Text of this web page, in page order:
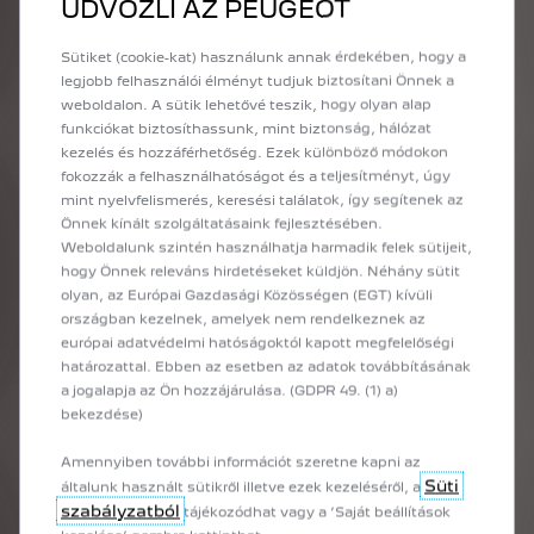
erre a Peugeot e-208 modellfrissítése 2025 tavaszán, melynek
tudták a hatótávolságot, azaz csökkenteni az
energiafelhasználást.
A fent felsorolt tételek és folyamati fázisok egyformák a
hagyományos és elektromos járművek esetében. Ott azonban,
ahol egy benzines vagy dízel autó számára végérvényesen véget
ér az út, a villanyautók előtt még mindig vannak lehetőségek.
Amikor ugyanis egy elektromos jármű eléri hasznos élettartama
végét, az akkumulátora nem biztos, hogy csak darabjaira szedve,
nyersanyagként hasznosítható újra. Hatalmas lehetőségek
vannak abban, hogy ezeket a nagyfeszültségű akkucsomagokat
stacionárius, azaz telepített energiatároló rendszerekbe építsék
be, ezzel akár megduplázva hasznos élettartamukat – az értékes
nyersanyagokat még ezt követően is ki lehet nyerni belőlük, tehát
nettó hozadékról beszélünk, nem kell választani a kétféle
újrahasznosítás között.
Mindent összevetve, ha környezettudatosan szeretnénk autózni,
motorral szerelt járművekben. A végeredmény természetesen
nagyban függ a külső feltételek teljesülésétől és a felhasználás
módjától, de már minimális odafigyelés és gondosság is olyan
ÜDVÖZLI AZ PEUGEOT
Sütiket (cookie-kat) használunk annak érdekében, hogy a
legjobb felhasználói élményt tudjuk biztosítani Önnek a
weboldalon. A sütik lehetővé teszik, hogy olyan alap
funkciókat biztosíthassunk, mint biztonság, hálózat
kezelés és hozzáférhetőség. Ezek különböző módokon
fokozzák a felhasználhatóságot és a teljesítményt, úgy
mint nyelvfelismerés, keresési találatok, így segítenek az
Önnek kínált szolgáltatásaink fejlesztésében.
Weboldalunk szintén használhatja harmadik felek sütijeit,
hogy Önnek releváns hirdetéseket küldjön. Néhány sütit
olyan, az Európai Gazdasági Közösségen (EGT) kívüli
országban kezelnek, amelyek nem rendelkeznek az
európai adatvédelmi hatóságoktól kapott megfelelőségi
határozattal. Ebben az esetben az adatok továbbításának
a jogalapja az Ön hozzájárulása. (GDPR 49. (1) a)
bekezdése)
Amennyiben további információt szeretne kapni az
általunk használt sütikről illetve ezek kezeléséről, a Süti
szabályzatból tájékozódhat vagy a ’Saját beállítások